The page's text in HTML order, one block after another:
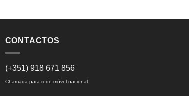
Resguardo de Canto Europa
CONTACTOS
(+351) 918 671 856
Chamada para rede móvel nacional